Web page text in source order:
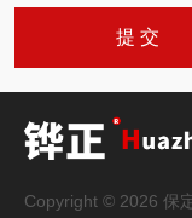
Copyright © 2026 保